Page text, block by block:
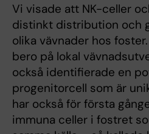
Vi visade att NK-celler
distinkt distribution och
olika vävnader hos
bero på lokal
också identifierade en
progenitorcell som är
har också för första
immuna celler i fostret